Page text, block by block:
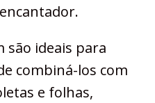
são ideais para
combiná-los com
e folhas,